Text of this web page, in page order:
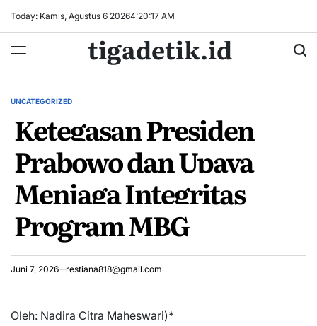
Today: Kamis, Agustus 6 20264:20:18 AM
tigadetik.id
POSTED
UNCATEGORIZED
Ketegasan Presiden
Prabowo dan Upaya
Menjaga Integritas
Program MBG
Juni 7, 2026 restiana818@gmail.com
Oleh: Nadira Citra Maheswari)*